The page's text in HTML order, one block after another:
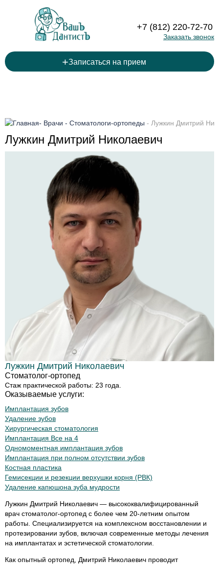
+7 (812) 220-72-70
Заказать звонок
+Записаться на прием
- Врачи - Стоматологи-ортопеды - Лужкин Дмитрий
Лужкин Дмитрий Николаевич
Лужкин Дмитрий Николаевич
Стоматолог-ортопед
Стаж практической работы: 23 года.
Оказываемые услуги:
Имплантация зубов
Удаление зубов
Хирургическая стоматология
Имплантация Все на 4
Одномоментная имплантация зубов
Имплантация при полном отсутствии зубов
Костная пластика
Гемисекции и резекции верхушки корня (РВК)
Удаление капюшона зуба мудрости
Лужкин Дмитрий Николаевич — высококвалифицированный
врач стоматолог-ортопед с более чем 20-летним опытом
работы. Специализируется на комплексном восстановлении и
протезировании зубов, включая современные методы лечения
на имплантатах и эстетической стоматологии.
Как опытный ортопед, Дмитрий Николаевич проводит